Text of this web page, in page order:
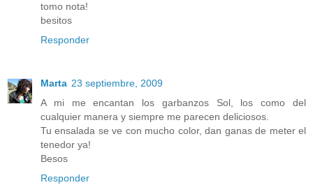
tomo nota!
besitos
Responder
Marta 23 septiembre, 2009
A mi me encantan los garbanzos Sol, los como del
cualquier manera y siempre me parecen deliciosos.
Tu ensalada se ve con mucho color, dan ganas de meter el
tenedor ya!
Besos
Responder